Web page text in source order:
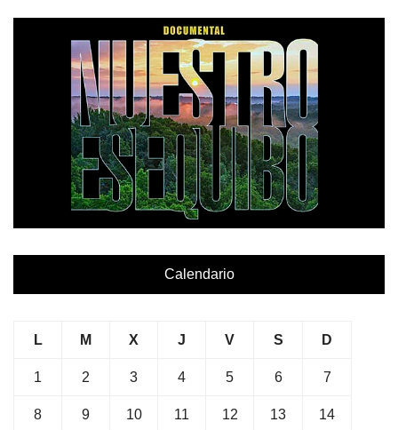
Calendario
L M X J V S D
1 2 3 4 5 6 7
8 9 10 11 12 13 14